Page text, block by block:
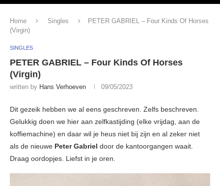
Home Singles
PETER GABRIEL – Four Kinds Of Horses
(Virgin)
SINGLES
PETER GABRIEL – Four Kinds Of Horses
(Virgin)
written by Hans Verhoeven 09/05/2023
Dit gezeik hebben we al eens geschreven. Zelfs beschreven.
Gelukkig doen we hier aan zelfkastijding (elke vrijdag, aan de
koffiemachine) en daar wil je heus niet bij zijn en al zeker niet
als de nieuwe Peter Gabriel door de kantoorgangen waait.
Draag oordopjes. Liefst in je oren.